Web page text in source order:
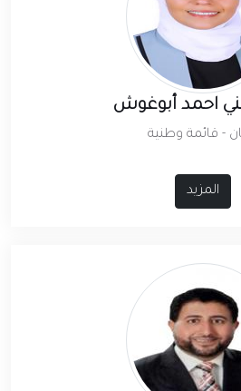
احمد أبوغوش
- قائمة وطنية
المزيد